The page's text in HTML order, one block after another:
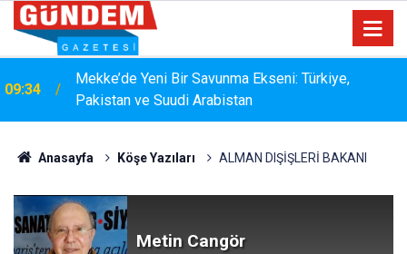
09:34
Mekke’de Yeni Bir Savunma Ekseni: Türkiye,
Pakistan ve Suudi Arabistan
Anasayfa Köşe Yazıları ALMAN DIŞİŞLERİ BAKANI
Metin Cangör